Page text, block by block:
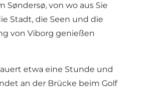
Søndersø, von wo aus Sie
Stadt, die Seen und die
von Viborg genießen
etwa eine Stunde und
an der Brücke beim Golf